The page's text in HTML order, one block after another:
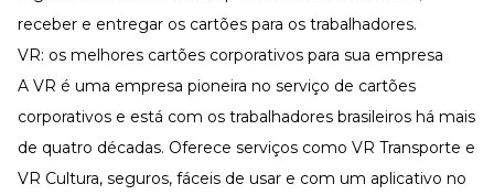
receber e entregar os cartões para os trabalhadores.
VR: os melhores cartões corporativos para sua empresa
A VR é uma empresa pioneira no serviço de cartões
corporativos e está com os trabalhadores brasileiros há mais
de quatro décadas. Oferece serviços como VR Transporte e
VR Cultura, seguros, fáceis de usar e com um aplicativo no